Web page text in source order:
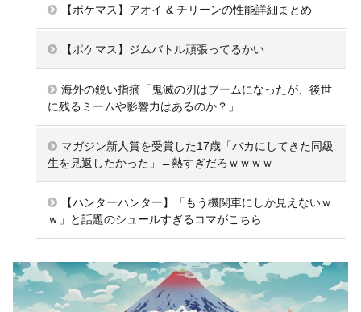
【ポケマス】アオイ & チリーンの性能詳細まとめ
【ポケマス】ジムバトル頑張ってるかい
海外の鋭い指摘「鬼滅の刃はブームになったが、後世
に残るミームや影響力はあるのか？」
マガジン新人賞を受賞した17歳「バカにしてきた同級
生を見返したかった」←熱すぎだろｗｗｗｗ
【ハンターハンター】「もう機関車にしか見えないｗ
ｗ」と話題のシュールすぎるコマがこちら